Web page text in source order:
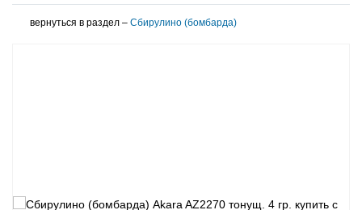
вернуться в раздел – Сбирулино (бомбарда)